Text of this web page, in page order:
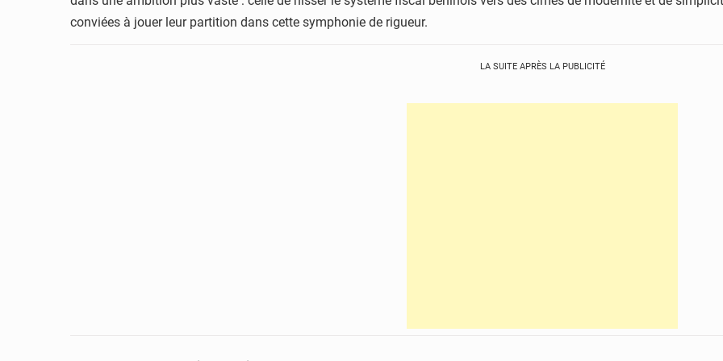
conviées à jouer leur partition dans cette symphonie de rigueur.
LA SUITE APRÈS LA PUBLICITÉ